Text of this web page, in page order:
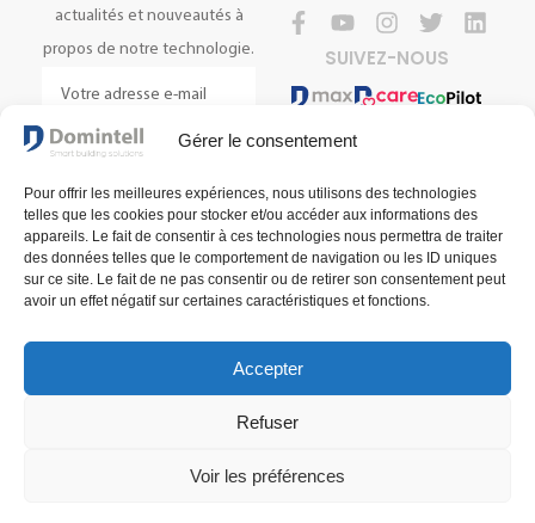
Gérer le consentement
Pour offrir les meilleures expériences, nous utilisons des technologies
telles que les cookies pour stocker et/ou accéder aux informations des
appareils. Le fait de consentir à ces technologies nous permettra de traiter
des données telles que le comportement de navigation ou les ID uniques
sur ce site. Le fait de ne pas consentir ou de retirer son consentement peut
avoir un effet négatif sur certaines caractéristiques et fonctions.
Accepter
Refuser
Voir les préférences
actualités et nouveautés à
propos de notre technologie.
S'INSCRIRE
SUIVEZ-NOUS
Politique de confidentialité© 2025 Domintell SA